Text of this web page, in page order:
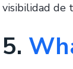
visibilidad de
5.